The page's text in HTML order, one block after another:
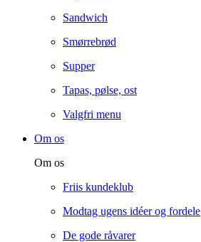
Sandwich
Smørrebrød
Supper
Tapas, pølse, ost
Valgfri menu
Om os
Om os
Friis kundeklub
Modtag ugens idéer og fordele
De gode råvarer